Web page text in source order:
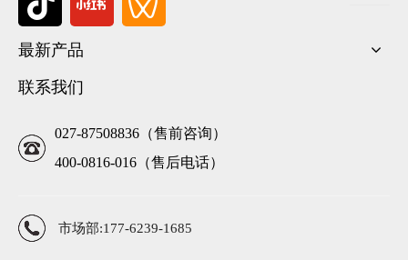
最新产品
联系我们
027-87508836（售前咨询）
400-0816-016（售后电话）
市场部:177-6239-1685